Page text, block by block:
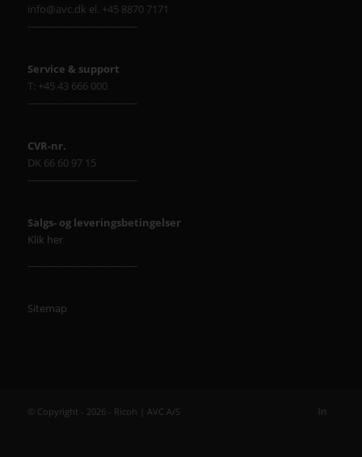
info@avc.dk el. +45 8870 7171
----------------------------------
Service & support
T: +45 43 666 000
----------------------------------
CVR-nr.
DK 66 60 97 15
----------------------------------
Salgs- og leveringsbetingelser
Klik her
----------------------------------
Sitemap
© Copyright - 2026 - Ricoh | AVC A/S